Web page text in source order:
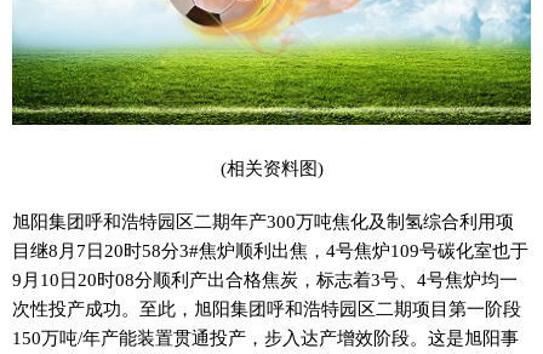
(相关资料图)
旭阳集团呼和浩特园区二期年产300万吨焦化及制氢综合利用项
目继8月7日20时58分3#焦炉顺利出焦，4号焦炉109号碳化室也于
9月10日20时08分顺利产出合格焦炭，标志着3号、4号焦炉均一
次性投产成功。至此，旭阳集团呼和浩特园区二期项目第一阶段
150万吨/年产能装置贯通投产，步入达产增效阶段。这是旭阳事